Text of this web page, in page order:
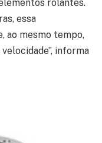
rolantes.
essa
ao mesmo tempo,
informa